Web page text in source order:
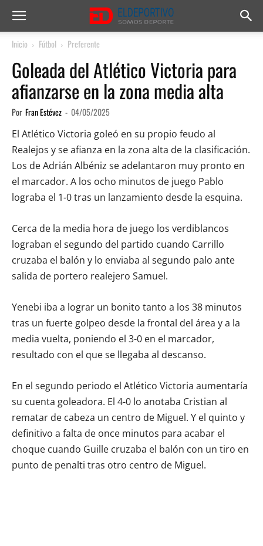
Inicio Fútbol Preferente
Goleada del Atlético Victoria para
afianzarse en la zona media alta
Por Fran Estévez - 04/05/2025
El Atlético Victoria goleó en su propio feudo al
Realejos y se afianza en la zona alta de la clasificación.
Los de Adrián Albéniz se adelantaron muy pronto en
el marcador. A los ocho minutos de juego Pablo
lograba el 1-0 tras un lanzamiento desde la esquina.
Cerca de la media hora de juego los verdiblancos
lograban el segundo del partido cuando Carrillo
cruzaba el balón y lo enviaba al segundo palo ante
salida de portero realejero Samuel.
Yenebi iba a lograr un bonito tanto a los 38 minutos
tras un fuerte golpeo desde la frontal del área y a la
media vuelta, poniendo el 3-0 en el marcador,
resultado con el que se llegaba al descanso.
En el segundo periodo el Atlético Victoria aumentaría
su cuenta goleadora. El 4-0 lo anotaba Cristian al
rematar de cabeza un centro de Miguel. Y el quinto y
definitivo a falta de once minutos para acabar el
choque cuando Guille cruzaba el balón con un tiro en
punto de penalti tras otro centro de Miguel.